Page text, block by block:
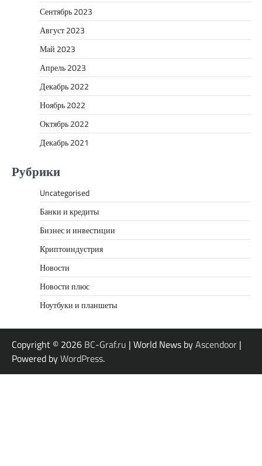
Сентябрь 2023
Август 2023
Май 2023
Апрель 2023
Декабрь 2022
Ноябрь 2022
Октябрь 2022
Декабрь 2021
Рубрики
Uncategorised
Банки и кредиты
Бизнес и инвестиции
Криптоиндустрия
Новости
Новости плюс
Ноутбуки и планшеты
Copyright © 2026 BC-Graf.ru | World News byAscendoor |
Powered byWordPress.